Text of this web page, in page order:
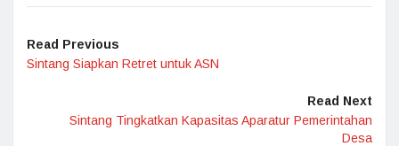
Read Previous
Sintang Siapkan Retret untuk ASN
Read Next
Sintang Tingkatkan Kapasitas Aparatur Pemerintahan
Desa